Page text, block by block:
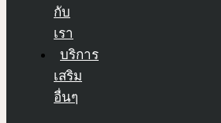
กับ
เรา
บริการ
เสริม
อื่นๆ